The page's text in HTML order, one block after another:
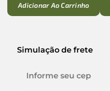
Adicionar Ao Carrinho
Simulação de frete